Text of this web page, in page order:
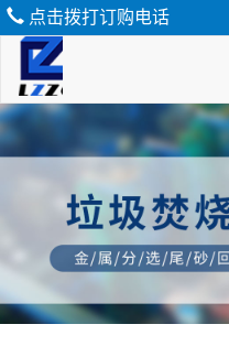
点击拨打订购电话
脱
水